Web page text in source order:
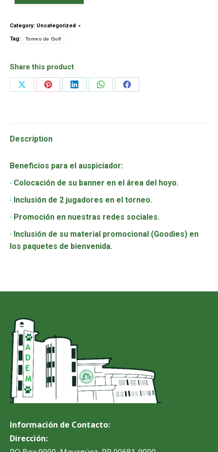
Category: Uncategorized
Tag: Torneo de Golf
Share this product
Share Share Share Share Share
Description
Beneficios para el auspiciador:
· Colocación de su banner en el área del hoyo.
· Inclusión de 2 jugadores en el torneo.
· Promoción en nuestras redes sociales.
· Inclusión de su material promocional (Goodies) en
los paquetes de bienvenida.
Información de Contacto:
Dirección: